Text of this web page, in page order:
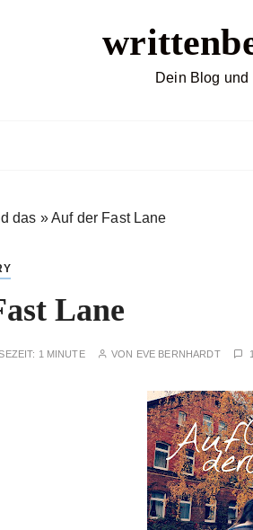
Dein Blog und
das »Auf der Fast Lane
Lane
1 MINUTE VON EVE BERNHARDT